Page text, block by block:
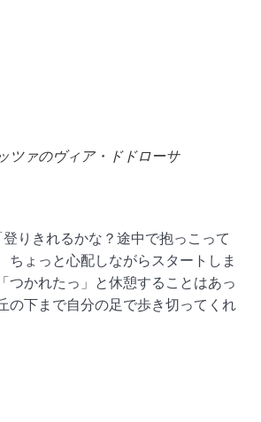
ツァのヴィア・ドドローサ
登りきれるかな？途中で抱っこって
ょっと心配しながらスタートしま
つかれたっ」と休憩することはあっ
の下まで自分の足で歩き切ってくれ